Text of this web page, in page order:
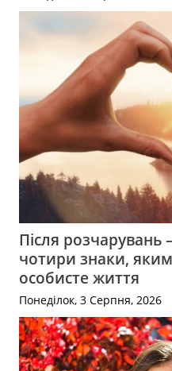
Після
чотири знаки,
особисте життя
Понеділок, 3 Серпня, 2026